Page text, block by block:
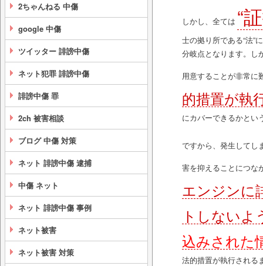
しかし、全ては “
士の拠り所である“法”
分岐点となります。し
用意することが非常に
的措置が執
にカバーできるかとい
ですから、発生してし
害を抑えることにつな
エンジンに
トしないよ
込みされた
法的措置が執行される
2ちゃんねる 中傷
google 中傷
ツイッター 誹謗中傷
ネット犯罪 誹謗中傷
誹謗中傷 罪
2ch 被害相談
ブログ 中傷 対策
ネット 誹謗中傷 逮捕
中傷 ネット
ネット 誹謗中傷 事例
ネット被害
ネット被害 対策